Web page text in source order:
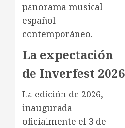
panorama musical
español
contemporáneo.
La expectación
de Inverfest 2026
La edición de 2026,
inaugurada
oficialmente el 3 de